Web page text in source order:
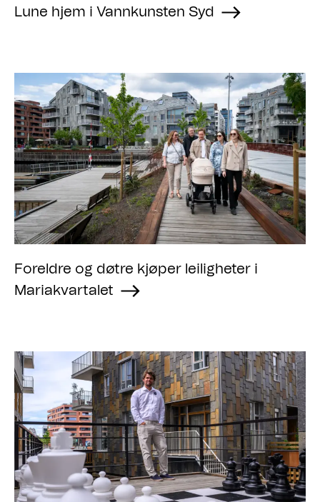
Lune hjem i Vannkunsten Syd
Foreldre og døtre kjøper leiligheter i
Mariakvartalet